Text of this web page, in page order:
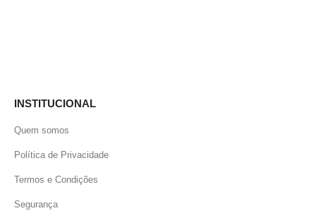
INSTITUCIONAL
Quem somos
Política de Privacidade
Termos e Condições
Segurança